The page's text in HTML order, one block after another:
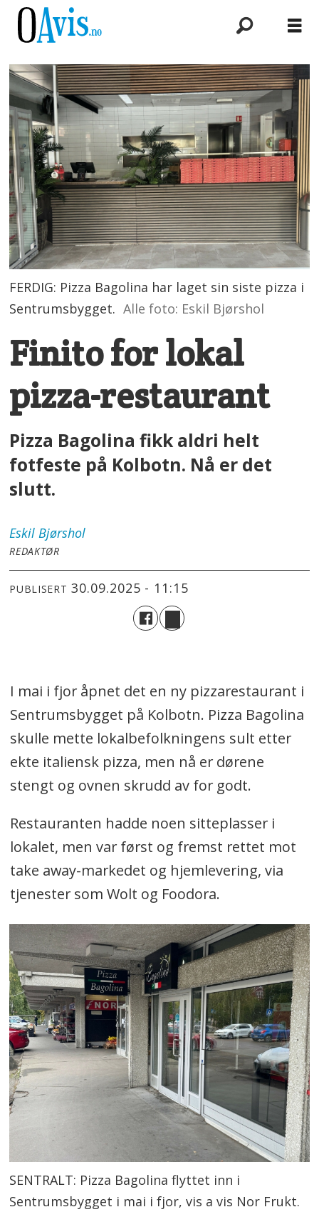
FERDIG: Pizza Bagolina har laget sin siste pizza i
Sentrumsbygget. Alle foto: Eskil Bjørshol
Finito for lokal
pizza-restaurant
Pizza Bagolina fikk aldri helt
fotfeste på Kolbotn. Nå er det
slutt.
Eskil Bjørshol
REDAKTØR
PUBLISERT 30.09.2025 - 11:15
I mai i fjor åpnet det en ny pizzarestaurant i
Sentrumsbygget på Kolbotn. Pizza Bagolina
skulle mette lokalbefolkningens sult etter
ekte italiensk pizza, men nå er dørene
stengt og ovnen skrudd av for godt.
Restauranten hadde noen sitteplasser i
lokalet, men var først og fremst rettet mot
take away-markedet og hjemlevering, via
tjenester som Wolt og Foodora.
SENTRALT: Pizza Bagolina flyttet inn i
Sentrumsbygget i mai i fjor, vis a vis Nor Frukt.